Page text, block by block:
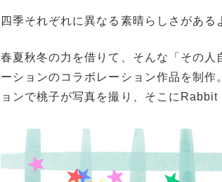
四季それぞれに異なる素晴らしさがある
春夏秋冬の力を借りて、そんな「その
ーションのコラボレーション作品を制
ョンで桃子が写真を撮り、そこにRabbit